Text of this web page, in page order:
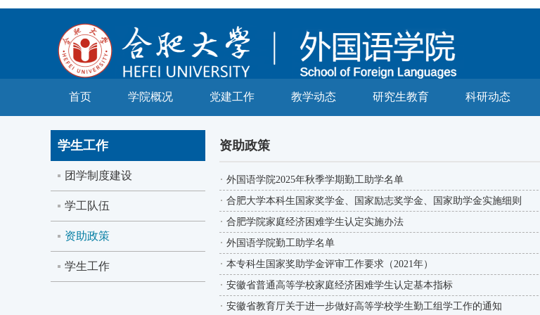
首页 学院概况 党建工作 教学动态 研究生教育 科研动态
学生工作
团学制度建设
学工队伍
资助政策
学生工作
资助政策
外国语学院2025年秋季学期勤工助学名单
合肥大学本科生国家奖学金、国家励志奖学金、国家助学金实施细则
合肥学院家庭经济困难学生认定实施办法
外国语学院勤工助学名单
本专科生国家奖助学金评审工作要求（2021年）
安徽省普通高等学校家庭经济困难学生认定基本指标
安徽省教育厅关于进一步做好高等学校学生勤工组学工作的通知